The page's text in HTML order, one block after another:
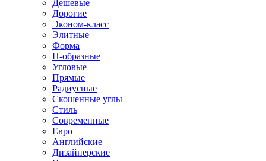
Дешевые
Дорогие
Эконом-класс
Элитные
Форма
П-образные
Угловые
Прямые
Радиусные
Скошенные углы
Стиль
Современные
Евро
Английские
Дизайнерские